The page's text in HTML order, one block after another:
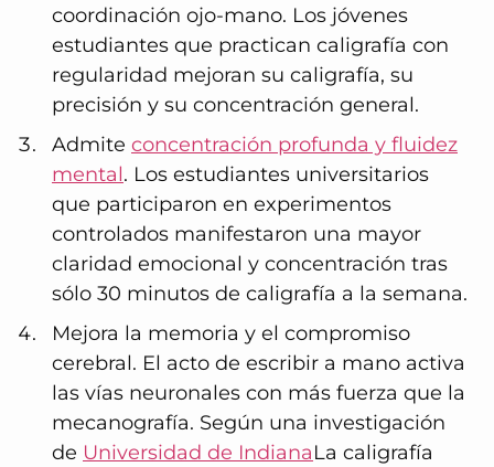
coordinación ojo-mano. Los jóvenes
estudiantes que practican caligrafía con
regularidad mejoran su caligrafía, su
precisión y su concentración general.
Admite concentración profunda y fluidez
mental. Los estudiantes universitarios
que participaron en experimentos
controlados manifestaron una mayor
claridad emocional y concentración tras
sólo 30 minutos de caligrafía a la semana.
Mejora la memoria y el compromiso
cerebral. El acto de escribir a mano activa
las vías neuronales con más fuerza que la
mecanografía. Según una investigación
de Universidad de IndianaLa caligrafía